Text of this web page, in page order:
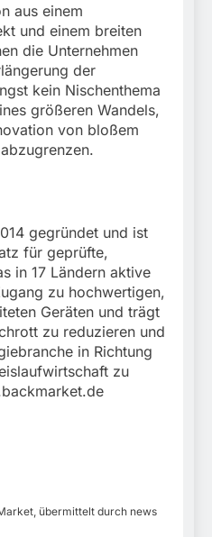
aus einem
und einem breiten
die Unternehmen
der
kein Nischenthema
größeren Wandels,
von bloßem
gegründet und ist
für geprüfte,
in 17 Ländern aktive
zu hochwertigen,
Geräten und trägt
zu reduzieren und
in Richtung
zu
übermittelt durch news